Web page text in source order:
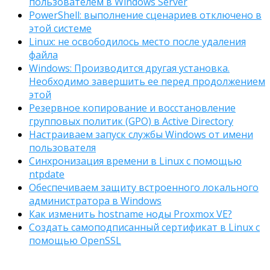
PowerShell: выполнение сценариев отключено в
этой системе
Linux: не освободилось место после удаления
файла
Windows: Производится другая установка.
Необходимо завершить ее перед продолжением
этой
Резервное копирование и восстановление
групповых политик (GPO) в Active Directory
Настраиваем запуск службы Windows от имени
пользователя
Синхронизация времени в Linux с помощью
ntpdate
Обеспечиваем защиту встроенного локального
администратора в Windows
Как изменить hostname ноды Proxmox VE?
Создать самоподписанный сертификат в Linux с
помощью OpenSSL